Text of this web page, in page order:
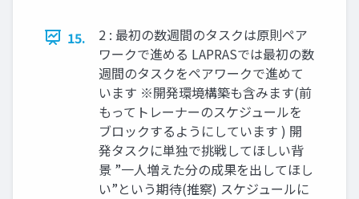
15.
2 : 最初の数週間のタスクは原則ペア
ワークで進める LAPRASでは最初の数
週間のタスクをペアワークで進めて
います ※開発環境構築も含みます(前
もってトレーナーのスケジュールを
ブロックするようにしています ) 開
発タスクに単独で挑戦してほしい背
景 ”一人増えた分の成果を出してほし
い”という期待(推察) スケジュールに